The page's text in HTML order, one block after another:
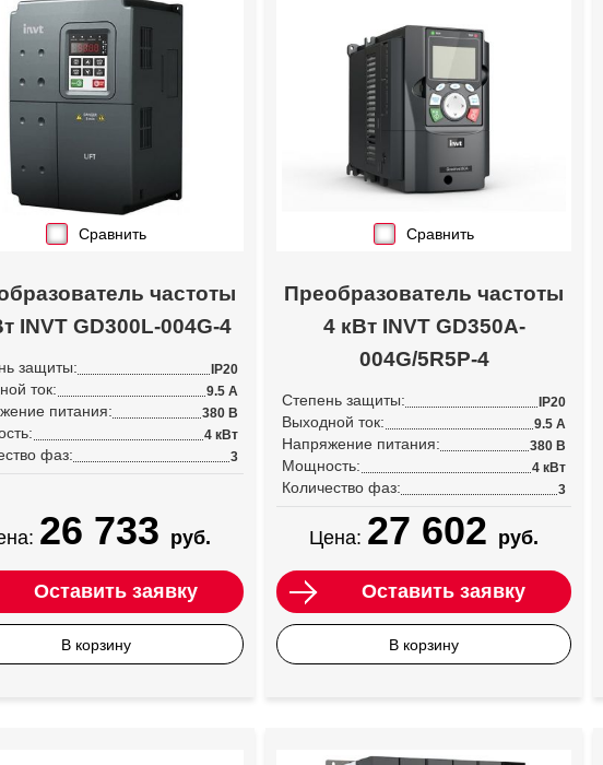
Сравнить
частоты
INVT GD300L-004G-4
защиты: IP20
ток: 9.5 А
питания: 380 В
4 кВт
фаз: 3
26 733 руб.
Оставить заявку
В корзину
Сравнить
Преобразователь частоты
4 кВт INVT GD350A-
004G/5R5P-4
Степень защиты: IP20
Выходной ток: 9.5 А
Напряжение питания: 380 В
Мощность: 4 кВт
Количество фаз: 3
Цена: 27 602 руб.
Оставить заявку
В корзину